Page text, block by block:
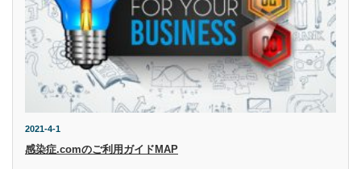
2021-4-1
感染症.comのご利用ガイドMAP